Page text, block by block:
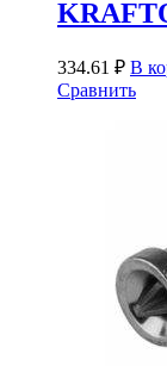
334.61 ₽ В
Сравнить